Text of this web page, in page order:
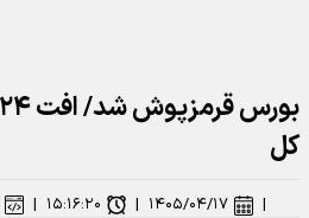
کل
| ۱۴۰۵/۰۴/۱۷ | ۱۵:۱۶:۲۰ |